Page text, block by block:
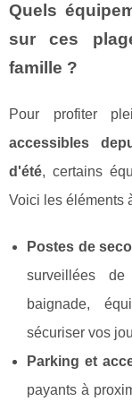
Quels
sur ces
famille ?
Pour profiter
accessibles
d'été, certains
Voici les éléments
Postes de
surveillées
baignade,
sécuriser vos
Parking et
payants à